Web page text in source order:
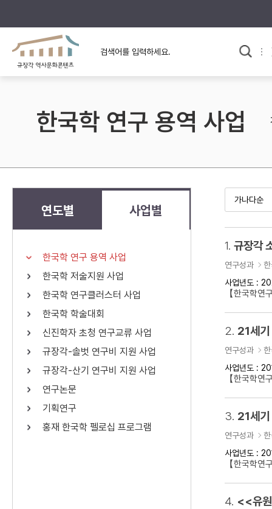
규장각의 어제와 오늘
규장각 소개영상
사료와 문학으로 본
고대
고려
조선 후기
근대
검색 연산자 사용안내
연산자
AND
OR 정조 OR 정약용 “정조” 또는 “
료를 검색
한국학 연구 용역 사업
연도별 사업별
한국학 연구 용역 사업
한국학 저술지원 사업
한국학 연구클러스터 사업
한국학 학술대회
신진학자 초청 연구교류 사업
규장각-솔벗 연구비 지원 사업
규장각-산기 연구비 지원 사업
연구논문
기획연구
홍재 한국학 펠로십 프로그램
1. 규장각
연구성과
사업년도 :
【한국
2. 21세기
연구성과
사업년도 :
【한국학
3. 21세
연구성과
사업년도 :
【한국학
4. <<유